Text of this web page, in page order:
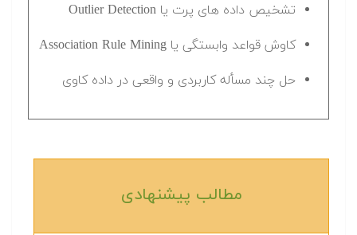
تشخیص داده های پرت یا Outlier Detection
کاوش قواعد وابستگی یا Association Rule Mining
حل چند مسأله کاربردی و واقعی در داده کاوی
مطالب پیشنهادی‎